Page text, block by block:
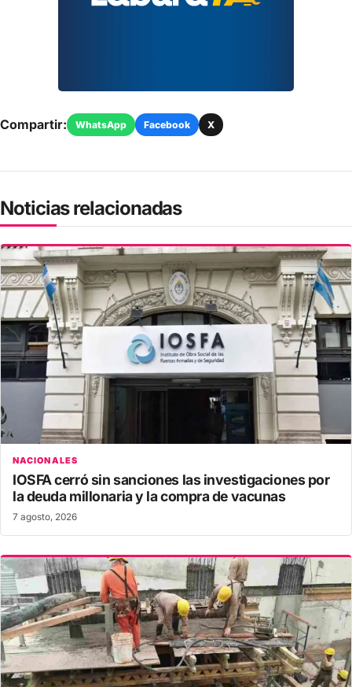
Compartir: WhatsApp Facebook X
Noticias relacionadas
NACIONALES
IOSFA cerró sin sanciones las investigaciones por
la deuda millonaria y la compra de vacunas
7 agosto, 2026